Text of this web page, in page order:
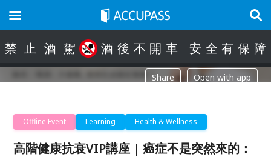
禁 止 酒 駕 酒 後 不 開 車 安 全 有 保 障
Share Open with app
Offline Event Learning Health & Wellness
高階健康抗衰VIP講座 | 癌症不是突然來的：